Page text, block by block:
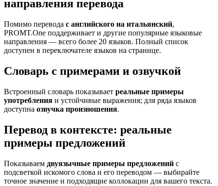
направления перевода
Помимо перевода с английского на итальянский,
PROMT.One поддерживает и другие популярные языковые
направления — всего более 20 языков. Полный список
доступен в переключателе языков на странице.
Словарь с примерами и озвучкой
Встроенный словарь показывает реальные примеры
употребления и устойчивые выражения; для ряда языков
доступна озвучка произношения.
Перевод в контексте: реальные
примеры предложений
Показываем двуязычные примеры предложений с
подсветкой искомого слова и его переводом — выбирайте
точное значение и подходящие коллокации для вашего текста.